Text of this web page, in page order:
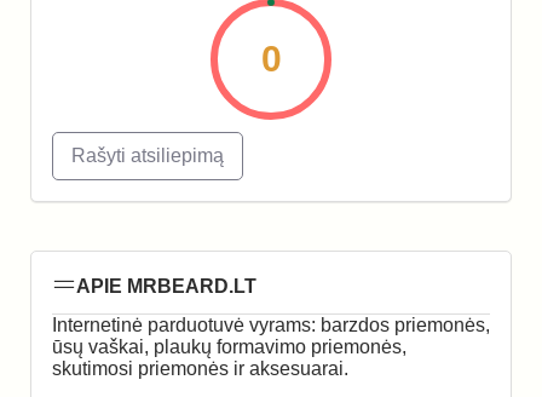
0
Rašyti atsiliepimą
APIE MRBEARD.LT
Internetinė parduotuvė vyrams: barzdos priemonės,
ūsų vaškai, plaukų formavimo priemonės,
skutimosi priemonės ir aksesuarai.